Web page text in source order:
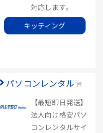
対応します。
キッティング
パソコンレンタル
【最短即日発送】
法人向け格安パソ
コンレンタルサイ